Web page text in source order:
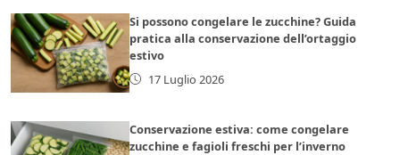
Si possono congelare le zucchine? Guida
pratica alla conservazione dell’ortaggio
estivo
17 Luglio 2026
Conservazione estiva: come congelare
zucchine e fagioli freschi per l’inverno